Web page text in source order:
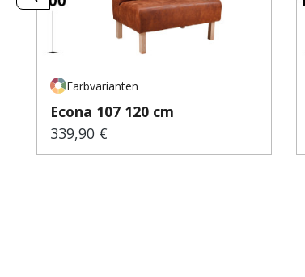
Farbvarianten
Econa 107 120 cm
Regulärer Preis:
339,90 €